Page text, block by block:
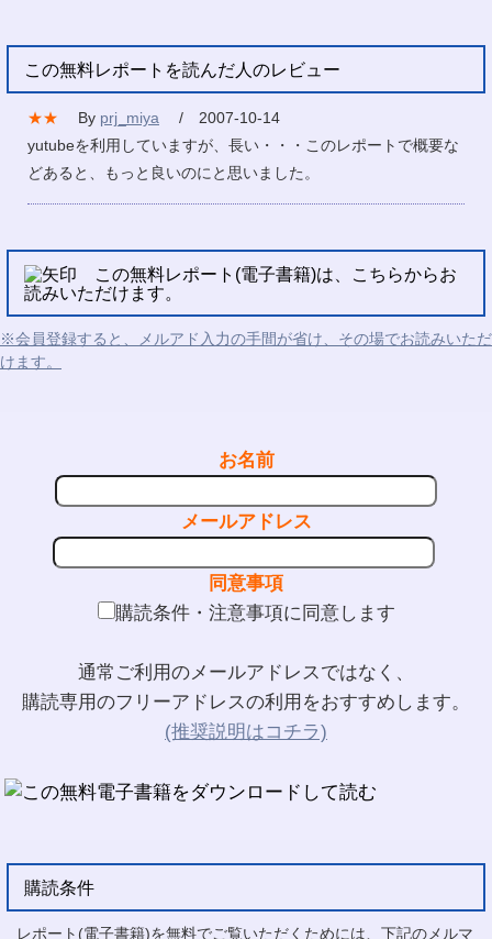
この無料レポートを読んだ人のレビュー
★★ By prj_miya
/ 2007-10-14
yutubeを利用していますが、長い・・・このレポートで概要な
どあると、もっと良いのにと思いました。
この無料レポート(電子書籍)は、こちらからお
読みいただけます。
※会員登録すると、メルアド入力の手間が省け、その場でお読みいただ
けます。
お名前
メールアドレス
同意事項
購読条件・注意事項に同意します
通常ご利用のメールアドレスではなく、
購読専用のフリーアドレスの利用をおすすめします。
(推奨説明はコチラ)
購読条件
レポート(電子書籍)を無料でご覧いただくためには、下記のメルマ